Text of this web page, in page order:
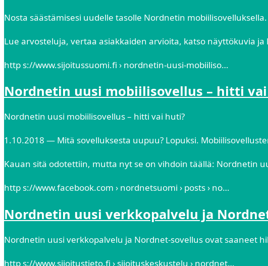
Nosta säästämisesi uudelle tasolle Nordnetin
Lue arvosteluja, vertaa asiakkaiden arvioita, katso näyttökuvia
http s://www.sijoitussuomi.fi › nordnetin-uusi-mobiiliso…
Nordnetin uusi mobiilisovellus – hitti
Nordnetin uusi mobiilisovellus – hitti vai huti?
1.10.2018 — Mitä sovelluksesta uupuu? Lopuksi.
Kauan sitä odotettiin, mutta nyt se on vihdoin täällä: Nordnetin
http s://www.facebook.com › nordnetsuomi › posts › no…
Nordnetin uusi verkkopalvelu ja
Nordnetin uusi verkkopalvelu ja Nordnet-sovellus ovat saaneet
http s://www.sijoitustieto.fi › sijoituskeskustelu › nordnet…